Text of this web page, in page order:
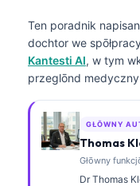
Ten poradnik
dochtor we
Kantesti AI, w tym
przeglōnd medyczny
GŁŌWNY
Thomas
Głōwny
Dr Thomas